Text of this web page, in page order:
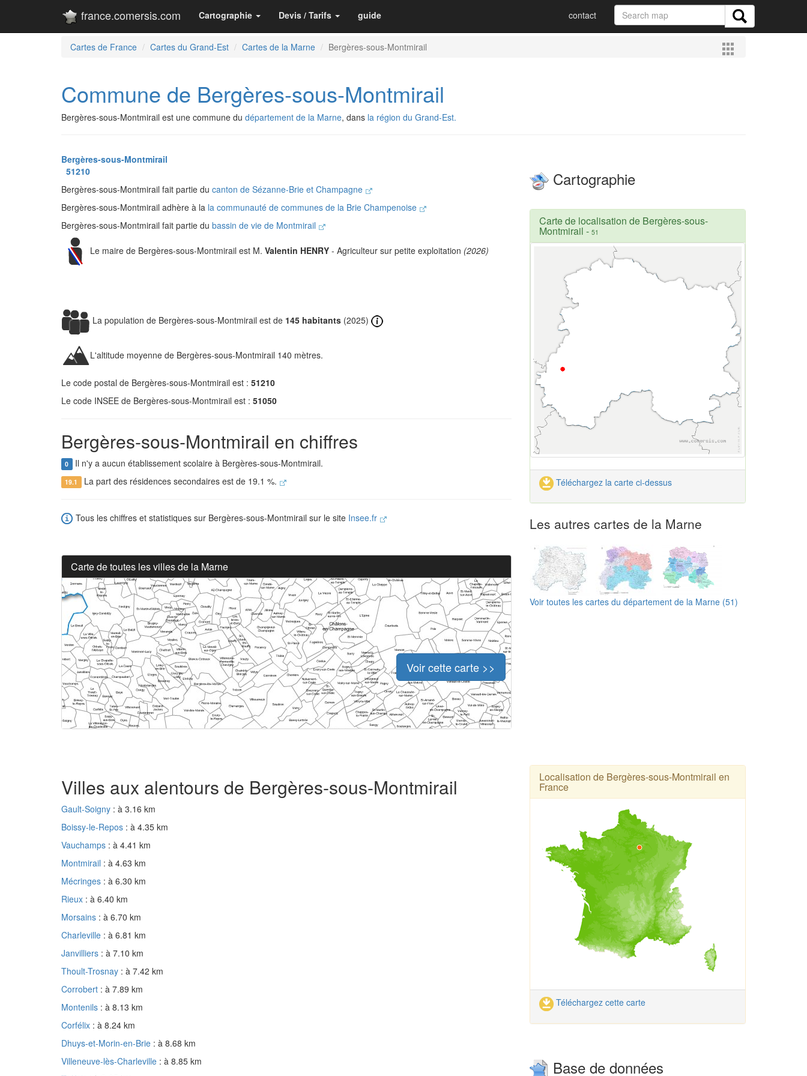
france.comersis.com Cartographie Devis / Tarifs guide contact
Cartes de France Cartes du Grand-Est Cartes de la Marne Bergères-sous-Montmirail
Commune de Bergères-sous-Montmirail
Bergères-sous-Montmirail est une commune du département de la Marne, dans la région du Grand-Est.
Bergères-sous-Montmirail
51210
Bergères-sous-Montmirail fait partie du canton de Sézanne-Brie et Champagne
Bergères-sous-Montmirail adhère à la la communauté de communes de la Brie Champenoise
Bergères-sous-Montmirail fait partie du bassin de vie de Montmirail
Le maire de Bergères-sous-Montmirail est M. Valentin HENRY - Agriculteur sur petite exploitation (2026)
La population de Bergères-sous-Montmirail est de 145 habitants (2025)
L'altitude moyenne de Bergères-sous-Montmirail 140 mètres.
Le code postal de Bergères-sous-Montmirail est : 51210
Le code INSEE de Bergères-sous-Montmirail est : 51050
Bergères-sous-Montmirail en chiffres
0 Il n'y a aucun établissement scolaire à Bergères-sous-Montmirail.
19.1 La part des résidences secondaires est de 19.1 %.
Tous les chiffres et statistiques sur Bergères-sous-Montmirail sur le site Insee.fr
Carte de toutes les villes de la Marne
Voir cette carte >>
Cartographie
Carte de localisation de Bergères-sous-
Montmirail - 51
Téléchargez la carte ci-dessus
Les autres cartes de la Marne
Voir toutes les cartes du département de la Marne (51)
Villes aux alentours de Bergères-sous-Montmirail
Gault-Soigny : à 3.16 km
Boissy-le-Repos : à 4.35 km
Vauchamps : à 4.41 km
Montmirail : à 4.63 km
Mécringes : à 6.30 km
Rieux : à 6.40 km
Morsains : à 6.70 km
Charleville : à 6.81 km
Janvilliers : à 7.10 km
Thoult-Trosnay : à 7.42 km
Corrobert : à 7.89 km
Montenils : à 8.13 km
Corfélix : à 8.24 km
Dhuys-et-Morin-en-Brie : à 8.68 km
Villeneuve-lès-Charleville : à 8.85 km
Localisation de Bergères-sous-Montmirail en
France
Téléchargez cette carte
Base de données